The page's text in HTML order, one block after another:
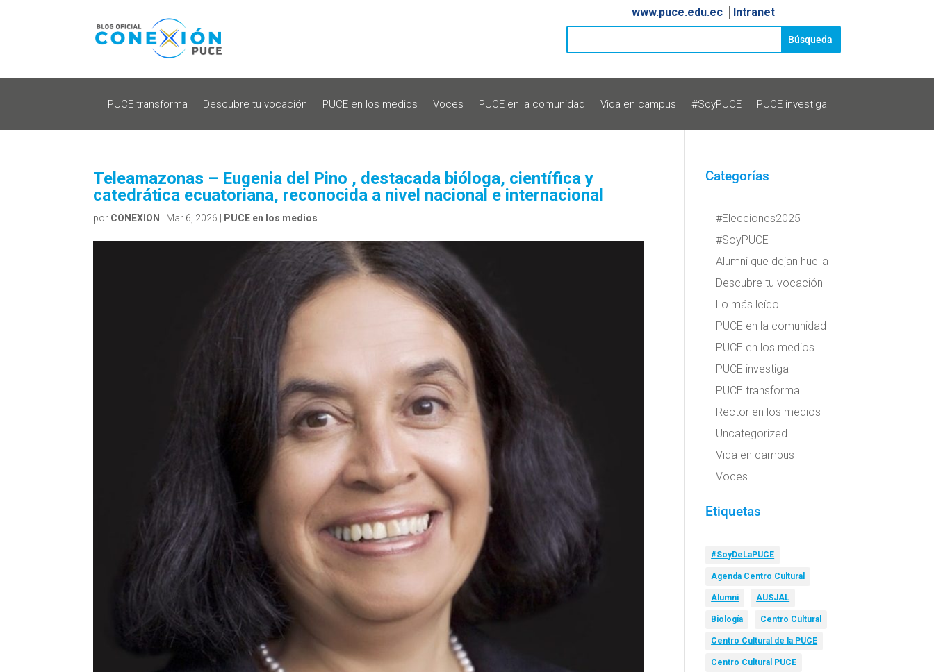
www.puce.edu.ec Intranet
PUCE transforma Descubre tu vocación PUCE en los medios Voces PUCE en la comunidad Vida en campus #SoyPUCE PUCE investiga
Teleamazonas – Eugenia del Pino , destacada bióloga, científica y
catedrática ecuatoriana, reconocida a nivel nacional e internacional
por CONEXION Mar 6, 2026 PUCE en los medios
Categorías
#Elecciones2025
#SoyPUCE
Alumni que dejan huella
Descubre tu vocación
Lo más leído
PUCE en la comunidad
PUCE en los medios
PUCE investiga
PUCE transforma
Rector en los medios
Uncategorized
Vida en campus
Voces
Etiquetas
#SoyDeLaPUCE
Agenda Centro Cultural
Alumni AUSJAL
Biología Centro Cultural
Centro Cultural de la PUCE
Centro Cultural PUCE